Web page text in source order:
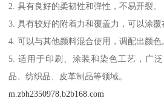
2. 具有良好的柔韧性和弹性，不易开裂。
3. 具有较好的附着力和覆盖力，可以涂覆
4. 可以与其他颜料混合使用，调配出颜色
5. 适用于印刷、涂装和染色工艺，广
品、纺织品、皮革制品等领域。
m.zbh2350978.b2b168.com